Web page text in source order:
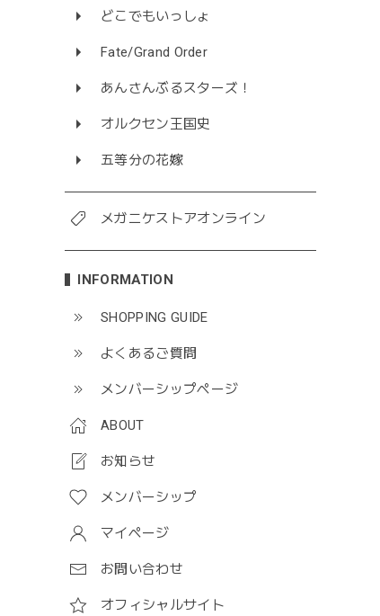
どこでもいっしょ
Fate/Grand Order
あんさんぶるスターズ！
オルクセン王国史
五等分の花嫁
メガニケストアオンライン
INFORMATION
SHOPPING GUIDE
よくあるご質問
メンバーシップページ
ABOUT
お知らせ
メンバーシップ
マイページ
お問い合わせ
オフィシャルサイト